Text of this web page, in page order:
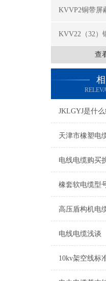
KVVP2铜带屏
KVV22（32）
查
电线电缆购买
橡套软电缆型
高压盾构机电
电线电缆浅谈
10kv架空线标